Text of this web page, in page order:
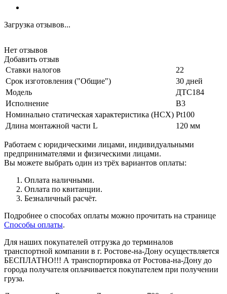
Загрузка отзывов...
Нет отзывов
Добавить отзыв
Ставки налогов
22
Срок изготовления ("Общие")
30 дней
Модель
ДТС184
Исполнение
В3
Номинально статическая характеристика (НСХ) Pt100
Длина монтажной части L
120 мм
Работаем с юридическими лицами, индивидуальными
предпринимателями и физическими лицами.
Вы можете выбрать один из трёх вариантов оплаты:
Оплата наличными.
Оплата по квитанции.
Безналичный расчёт.
Подробнее о способах оплаты можно прочитать на странице
Способы оплаты.
Для наших покупателей отгрузка до терминалов
транспортной компании в г. Ростове-на-Дону осуществляется
БЕСПЛАТНО!!! А транспортировка от Ростова-на-Дону до
города получателя оплачивается покупателем при получении
груза.